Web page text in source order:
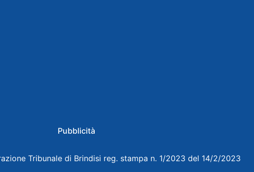
Pubblicità
Tribunale di Brindisi reg. stampa n. 1/2023 del 14/2/2023